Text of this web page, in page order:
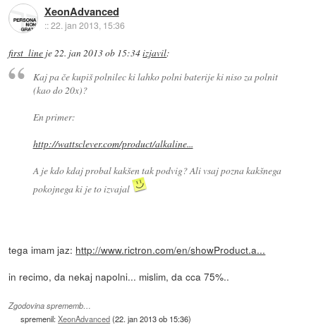
XeonAdvanced
::22. jan 2013, 15:36
first_line je22. jan 2013 ob 15:34izjavil:
Kaj pa če kupiš polnilec ki lahko polni baterije ki niso za polnit
(kao do 20x)?
En primer:
http://wattsclever.com/product/alkaline...
A je kdo kdaj probal kakšen tak podvig? Ali vsaj pozna kakšnega
pokojnega ki je to izvajal
tega imam jaz: http://www.rictron.com/en/showProduct.a...
in recimo, da nekaj napolni... mislim, da cca 75%..
Zgodovina sprememb…
spremenil:XeonAdvanced(22. jan 2013 ob 15:36)